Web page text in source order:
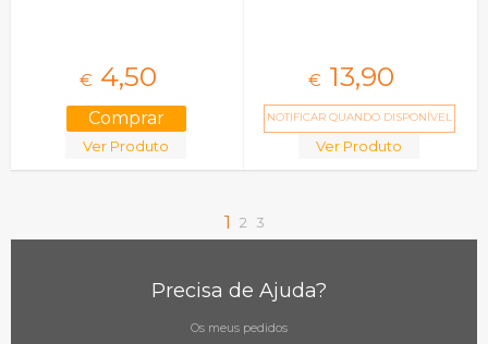
€ 4,50
Ver Produto
€ 13,90
NOTIFICAR QUANDO DISPONÍVEL
Ver Produto
1 2 3
Precisa de Ajuda?
Os meus pedidos